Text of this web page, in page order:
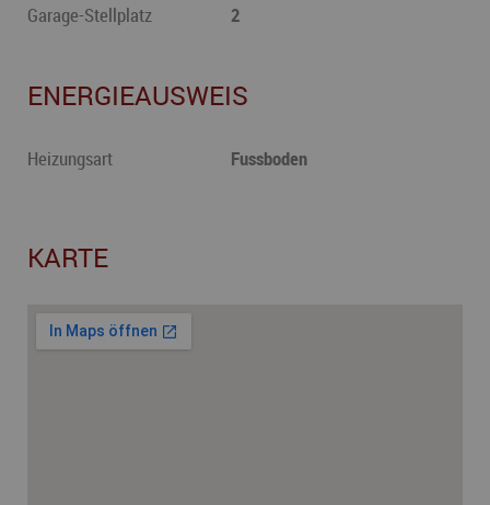
Garage-Stellplatz 2
ENERGIEAUSWEIS
Heizungsart Fussboden
KARTE